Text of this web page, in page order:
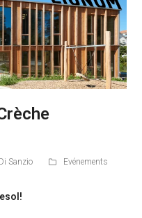
Sanzio Evénements